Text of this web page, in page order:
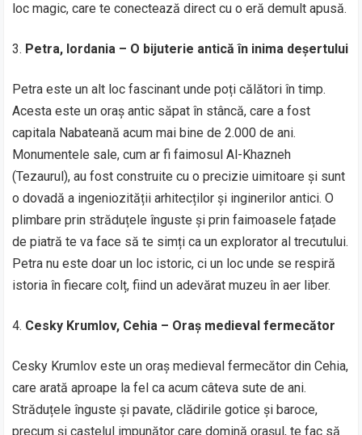
loc magic, care te conectează direct cu o eră demult apusă.
Petra, Iordania – O bijuterie antică în inima deșertului
Petra este un alt loc fascinant unde poți călători în timp.
Acesta este un oraș antic săpat în stâncă, care a fost
capitala Nabateană acum mai bine de 2.000 de ani.
Monumentele sale, cum ar fi faimosul Al-Khazneh
(Tezaurul), au fost construite cu o precizie uimitoare și sunt
o dovadă a ingeniozității arhitecților și inginerilor antici. O
plimbare prin străduțele înguste și prin faimoasele fațade
de piatră te va face să te simți ca un explorator al trecutului.
Petra nu este doar un loc istoric, ci un loc unde se respiră
istoria în fiecare colț, fiind un adevărat muzeu în aer liber.
Cesky Krumlov, Cehia – Oraș medieval fermecător
Cesky Krumlov este un oraș medieval fermecător din Cehia,
care arată aproape la fel ca acum câteva sute de ani.
Străduțele înguste și pavate, clădirile gotice și baroce,
precum și castelul impunător care domină orașul, te fac să